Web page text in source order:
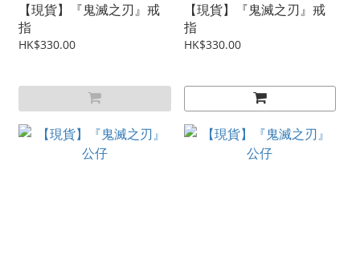
【現貨】『鬼滅之刃』戒
指
HK$330.00
【現貨】『鬼滅之刃』戒
指
HK$330.00